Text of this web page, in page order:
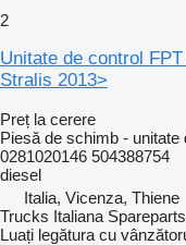
2
Unitate de control
Stralis 2013>
Preț la cerere
Piesă de schimb - unitate
0281020146 504388754
diesel
Italia, Vicenza, Thiene
Trucks Italiana Spareparts
Luați legătura cu